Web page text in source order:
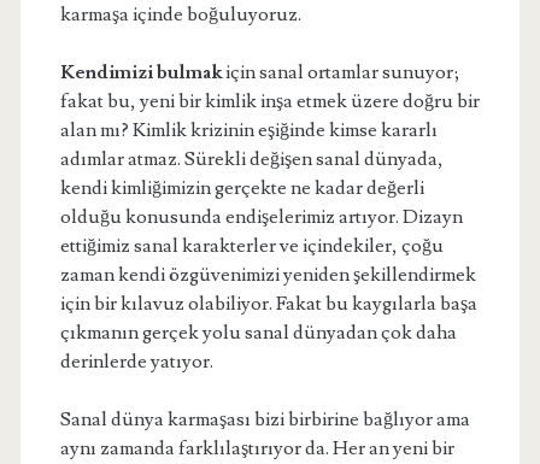
karmaşa içinde boğuluyoruz.
Kendimizi bulmakiçin sanal ortamlar sunuyor;
fakat bu, yeni bir kimlik inşa etmek üzere doğru bir
alan mı? Kimlik krizinin eşiğinde kimse kararlı
adımlar atmaz. Sürekli değişen sanal dünyada,
kendi kimliğimizin gerçekte ne kadar değerli
olduğu konusunda endişelerimiz artıyor. Dizayn
ettiğimiz sanal karakterler ve içindekiler, çoğu
zaman kendi özgüvenimizi yeniden şekillendirmek
için bir kılavuz olabiliyor. Fakat bu kaygılarla başa
çıkmanın gerçek yolu sanal dünyadan çok daha
derinlerde yatıyor.
Sanal dünya karmaşası bizi birbirine bağlıyor ama
aynı zamanda farklılaştırıyor da. Her an yeni bir